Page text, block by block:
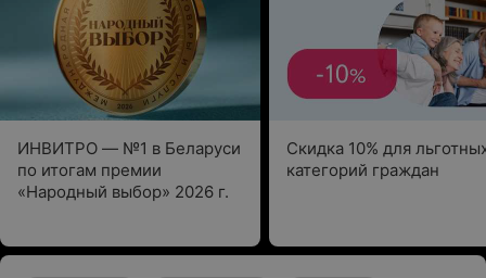
ИНВИТРО — №1 в Беларуси
по итогам премии
«Народный выбор» 2026 г.
Скидка 10% для
категорий граждан